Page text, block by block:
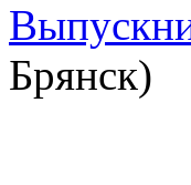
Брянск)